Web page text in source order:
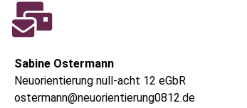
Sabine Ostermann
Neuorientierung null-acht 12 eGbR
ostermann@neuorientierung0812.de